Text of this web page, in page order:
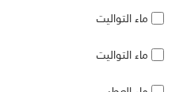
ماء التواليت
ماء التواليت